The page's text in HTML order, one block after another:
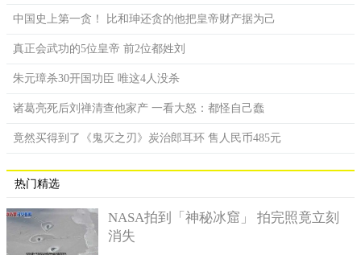
中国史上第一贪！ 比和珅还贪的他把皇帝财产据为己
真正会武功的5位皇帝 前2位都姓刘
朱元璋杀30开国功臣 唯这4人没杀
诸葛亮死后刘禅清查他家产 一看大怒：都怪自己蠢
竟然买得到了《鬼灭之刃》炭治郎耳环 售人民币485元
热门精选
NASA拍到「神秘冰窟」 拍完照竟立刻
消失